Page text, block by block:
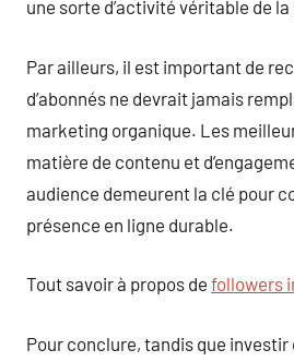
une sorte d’activité véritable de
Par ailleurs, il est important de
d’abonnés ne devrait jamais
marketing organique. Les
matière de contenu et
audience demeurent la clé pour
présence en ligne durable.
Tout savoir à propos de followers
Pour conclure, tandis que investir